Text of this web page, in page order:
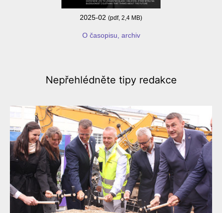
2025-02 (pdf, 2,4 MB)
O časopisu, archiv
Nepřehlédněte tipy redakce